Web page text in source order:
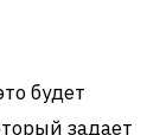
будет
задает